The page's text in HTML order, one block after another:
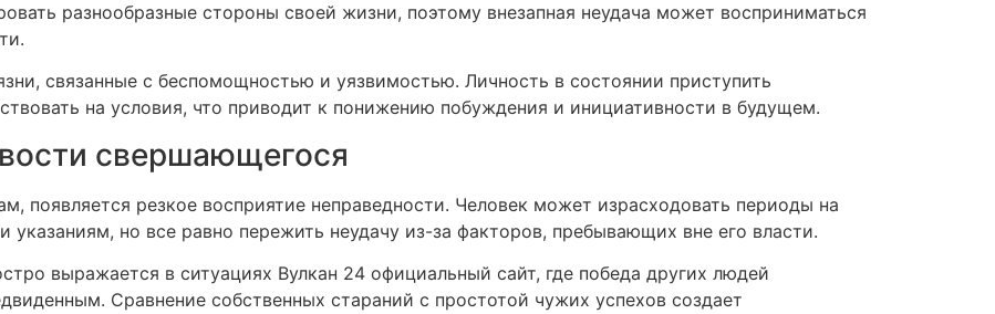
разнообразные стороны своей жизни, поэтому внезапная неудача может восприниматься
связанные с беспомощностью и уязвимостью. Личность в состоянии приступить
на условия, что приводит к понижению побуждения и инициативности в будущем.
свершающегося
появляется резкое восприятие неправедности. Человек может израсходовать периоды на
указаниям, но все равно пережить неудачу из-за факторов, пребывающих вне его власти.
выражается в ситуациях Вулкан 24 официальный сайт, где победа других людей
Сравнение собственных стараний с простотой чужих успехов создает